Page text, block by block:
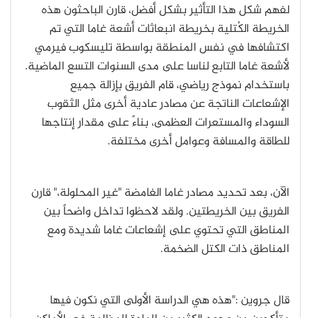
لفهم شكل هذا التأثير بشكل أفضل، قارن الباحثون هذه
الخريطة الكُتلية بخريطة انبعاثات أشعة غاما التي تم
اكتشافها في نفس المنطقة بواسطة تليسكوب فيرمي
لأشعة غاما التابع لناسا على مدى السنوات التسع الماضية.
باستخدام نموذج رياضي، قام الفريق بإزالة جميع
الإشعاعات الناتجة عن مصادر عادية أخرى مثل الثقوب
السوداء والمستعرات العظمى، بناءً على مقدار إنتاجها
للطاقة والمسافة وعوامل أخرى مختلفة.
الآن، بعد تحديد مصادر غاما الغامضة "غير المحلولة،" قارن
الفريق بين الخريطتين. ولقد لاحظوا تداخل واضحاً بين
المناطق التي تحتوي على إشعاعات غاما شديدة ومع
المناطق ذات الكتل الضخمة.
قال جروين :"هذه هي الدراسة الأولى التي نكون فيها